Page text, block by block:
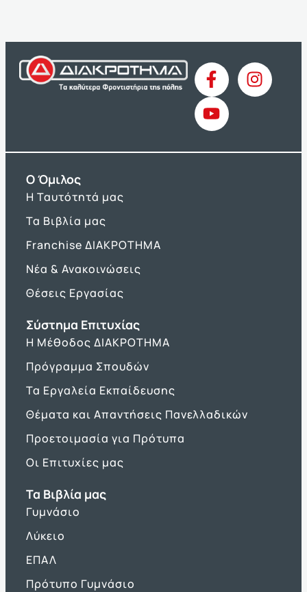
O Όμιλος
Η Ταυτότητά μας
Τα Βιβλία μας
Franchise ΔΙΑΚΡΟΤΗΜΑ
Νέα & Ανακοινώσεις
Θέσεις Εργασίας
Σύστημα Επιτυχίας
Η Μέθοδος ΔΙΑΚΡΟΤΗΜΑ
Πρόγραμμα Σπουδών
Τα Εργαλεία Εκπαίδευσης
Θέματα και Απαντήσεις Πανελλαδικών
Προετοιμασία για Πρότυπα
Οι Επιτυχίες μας
Τα Βιβλία μας
Γυμνάσιο
Λύκειο
ΕΠΑΛ
Πρότυπο Γυμνάσιο